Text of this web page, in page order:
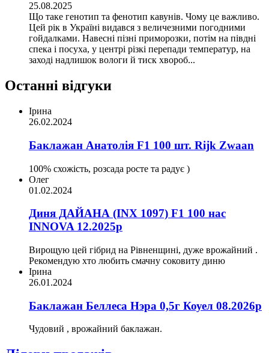
25.08.2025
Що таке генотип та фенотип кавунів. Чому це важливо.
Цей рік в Україні видався з величезними погодними
гойдалками. Навесні пізні приморозки, потім на півдні
спека і посуха, у центрі різкі перепади температур, на
заході надлишок вологи й тиск хвороб...
Останні відгуки
Ірина
26.02.2024
Баклажан Анатолія F1 100 шт. Rijk Zwaan
100% схожість, розсада росте та радує )
Олег
01.02.2024
Диня ДАЙАНА (INX 1097) F1 100 нас
INNOVA 12.2025р
Вирощую цей гібрид на Рівненщині, дуже врожайний .
Рекомендую хто любить смачну соковиту диню
Ірина
26.01.2024
Баклажан Беллеса Нэра 0,5г Коуел 08.2026р
Чудовий , врожайний баклажан.